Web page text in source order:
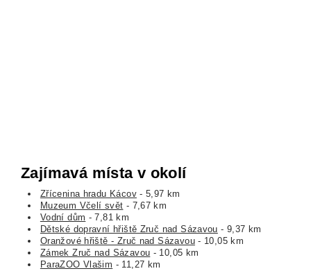
Zajímavá místa v okolí
Zřícenina hradu Kácov- 5,97 km
Muzeum Včelí svět - 7,67 km
Vodní dům - 7,81 km
Dětské dopravní hřiště Zruč nad Sázavou - 9,37 km
Oranžové hřiště - Zruč nad Sázavou- 10,05 km
Zámek Zruč nad Sázavou - 10,05 km
ParaZOO Vlašim - 11,27 km